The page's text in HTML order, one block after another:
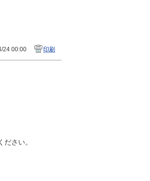
24 00:00 印刷
さい。